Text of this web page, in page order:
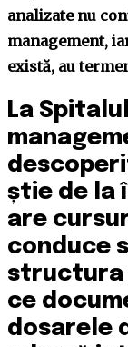
analizate nu
management,
există, au
La
știe de la
are
conduce
structura
ce
dosarele